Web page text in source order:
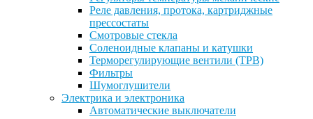
Реле давления, протока, картриджные
прессостаты
Смотровые стекла
Соленоидные клапаны и катушки
Терморегулирующие вентили (ТРВ)
Фильтры
Шумоглушители
Электрика и электроника
Автоматические выключатели